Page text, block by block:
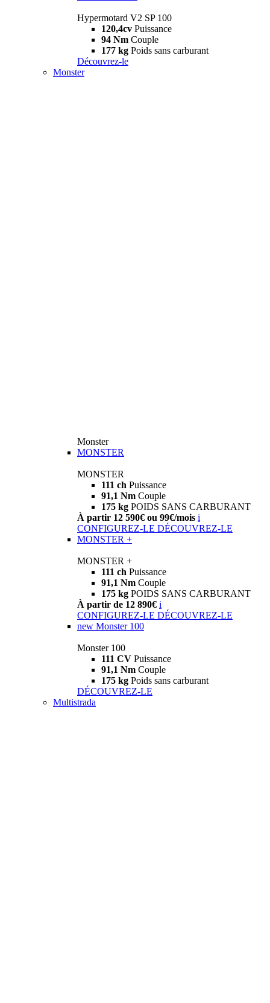
Hypermotard V2 SP 100
120,4cv Puissance
94 Nm Couple
177 kg Poids sans carburant
Découvrez-le
Monster
Monster
MONSTER
MONSTER
111 ch Puissance
91,1 Nm Couple
175 kg POIDS SANS CARBURANT
À partir 12 590€ ou 99€/mois i
CONFIGUREZ-LE DÉCOUVREZ-LE
MONSTER +
MONSTER +
111 ch Puissance
91,1 Nm Couple
175 kg POIDS SANS CARBURANT
À partir de 12 890€ i
CONFIGUREZ-LE DÉCOUVREZ-LE
new Monster 100
Monster 100
111 CV Puissance
91,1 Nm Couple
175 kg Poids sans carburant
DÉCOUVREZ-LE
Multistrada